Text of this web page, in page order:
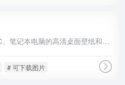
# 可下载图片